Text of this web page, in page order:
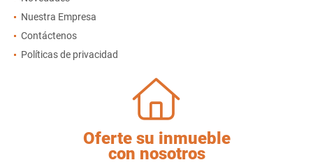
Nuestra Empresa
Contáctenos
Políticas de privacidad
Oferte su inmueble
con nosotros